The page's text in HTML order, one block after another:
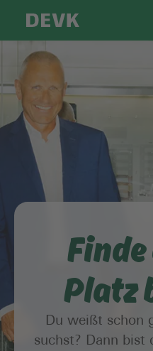
Platz
Du weißt schon
suchst? Dann bist